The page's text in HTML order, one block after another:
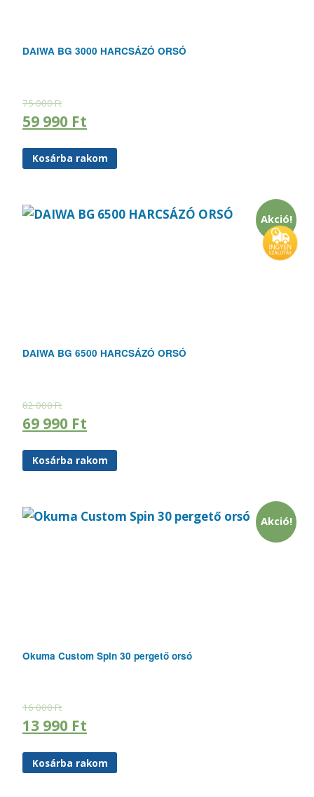
DAIWA BG 3000 HARCSÁZÓ ORSÓ
75 000Ft
59 990 Ft
Kosárba rakom
Akció!
DAIWA BG 6500 HARCSÁZÓ ORSÓ
82 000Ft
69 990 Ft
Kosárba rakom
Akció!
Okuma Custom Spin 30 pergető orsó
16 000Ft
13 990 Ft
Kosárba rakom